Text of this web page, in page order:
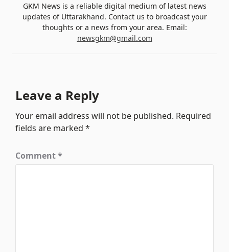
GKM News is a reliable digital medium of latest news
updates of Uttarakhand. Contact us to broadcast your
thoughts or a news from your area. Email:
newsgkm@gmail.com
Leave a Reply
Your email address will not be published. Required
fields are marked*
Comment*